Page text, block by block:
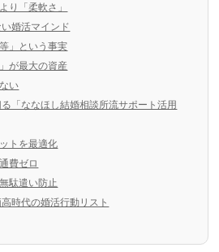
り「柔軟さ」
婚活マインド
」という事実
が最大の資産
い
「ななほし結婚相談所流サポート活用
トを最適化
費ゼロ
駄遣い防止
時代の婚活行動リスト